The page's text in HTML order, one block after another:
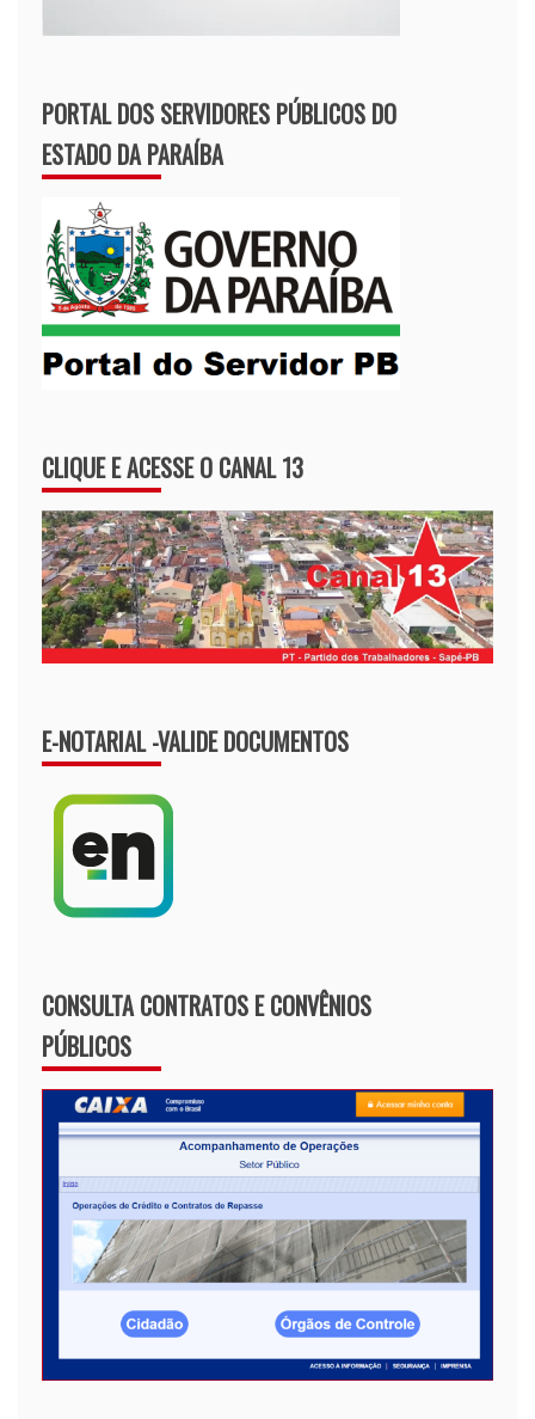
PORTAL DOS SERVIDORES PÚBLICOS DO
ESTADO DA PARAÍBA
CLIQUE E ACESSE O CANAL 13
E-NOTARIAL -VALIDE DOCUMENTOS
CONSULTA CONTRATOS E CONVÊNIOS
PÚBLICOS